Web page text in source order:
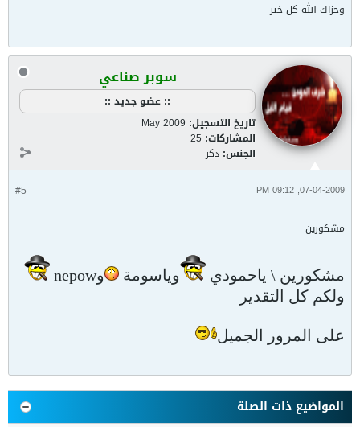
وجزاك الله كل خير
سوبر صناعي
:: عضو جديد ::
تاريخ التسجيل: May 2009
المشاركات: 25
الجنس: ذكر
#5 07-04-2009, 09:12 PM
مشكورين
مشكورين \ ياحمودي وياسومة
وnepow
ولكم كل التقدير
على المرور الجميل
المواضيع ذات الصلة